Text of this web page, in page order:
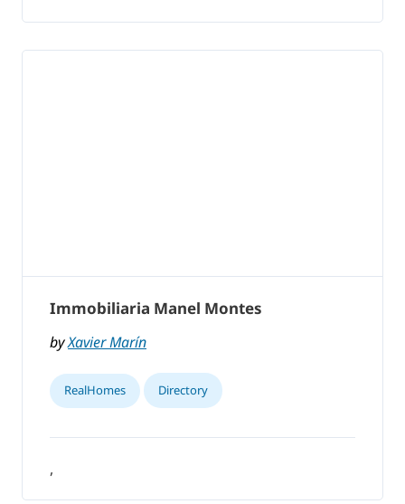
Immobiliaria Manel Montes
byXavier Marín
RealHomes Directory
,